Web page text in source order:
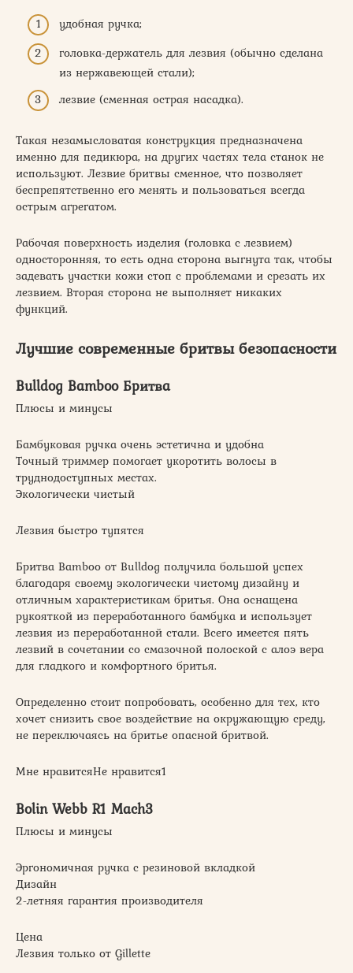
удобная ручка;
головка-держатель для лезвия (обычно сделана
из нержавеющей стали);
лезвие (сменная острая насадка).
Такая незамысловатая конструкция предназначена
именно для педикюра, на других частях тела станок не
используют. Лезвие бритвы сменное, что позволяет
беспрепятственно его менять и пользоваться всегда
острым агрегатом.
Рабочая поверхность изделия (головка с лезвием)
односторонняя, то есть одна сторона выгнута так, чтобы
задевать участки кожи стоп с проблемами и срезать их
лезвием. Вторая сторона не выполняет никаких
функций.
Лучшие современные бритвы безопасности
Bulldog Bamboo Бритва
Плюсы и минусы
Бамбуковая ручка очень эстетична и удобна
Точный триммер помогает укоротить волосы в
труднодоступных местах.
Экологически чистый
Лезвия быстро тупятся
Бритва Bamboo от Bulldog получила большой успех
благодаря своему экологически чистому дизайну и
отличным характеристикам бритья. Она оснащена
рукояткой из переработанного бамбука и использует
лезвия из переработанной стали. Всего имеется пять
лезвий в сочетании со смазочной полоской с алоэ вера
для гладкого и комфортного бритья.
Определенно стоит попробовать, особенно для тех, кто
хочет снизить свое воздействие на окружающую среду,
не переключаясь на бритье опасной бритвой.
Мне нравитсяНе нравится1
Bolin Webb R1 Mach3
Плюсы и минусы
Эргономичная ручка с резиновой вкладкой
Дизайн
2-летняя гарантия производителя
Цена
Лезвия только от Gillette